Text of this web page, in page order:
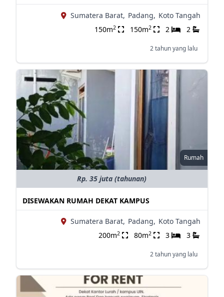
Sumatera Barat, Padang, Koto Tangah
150m2 150m2 2 2
2 tahun yang lalu
Rumah
Rp. 35 juta (tahunan)
DISEWAKAN RUMAH DEKAT KAMPUS
Sumatera Barat, Padang, Koto Tangah
200m2 80m2 3 3
2 tahun yang lalu